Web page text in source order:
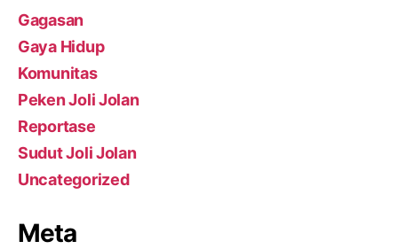
Gagasan
Gaya Hidup
Komunitas
Peken Joli Jolan
Reportase
Sudut Joli Jolan
Uncategorized
Meta